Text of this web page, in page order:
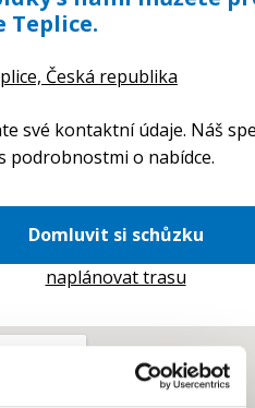
Teplice.
Česká republika
své kontaktní údaje. Náš
podrobnostmi o nabídce.
Domluvit si schůzku
naplánovat trasu